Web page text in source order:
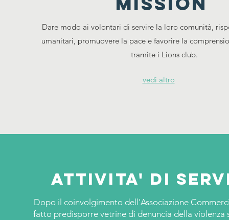
Dare modo ai volontari di servire la loro comunità,
umanitari, promuovere la pace e favorire la
tramite i Lions club.
vedi altro
Attivita' di
Dopo il coinvolgimento dell'Associazione
fatto predisporre vetrine di denuncia della violenza